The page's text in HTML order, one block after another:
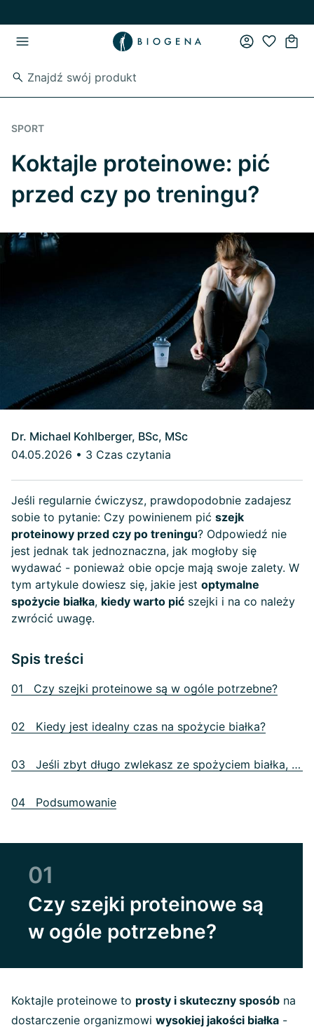
SPORT
Koktajle proteinowe: pić
przed czy po treningu?
Dr. Michael Kohlberger, BSc, MSc
04.05.2026 • 3 Czas czytania
Jeśli regularnie ćwiczysz, prawdopodobnie zadajesz
sobie to pytanie: Czy powinienem pić szejk
proteinowy przed czy po treningu? Odpowiedź nie
jest jednak tak jednoznaczna, jak mogłoby się
wydawać - ponieważ obie opcje mają swoje zalety. W
tym artykule dowiesz się, jakie jest optymalne
spożycie białka, kiedy warto pić szejki i na co należy
zwrócić uwagę.
Spis treści
01 Czy szejki proteinowe są w ogóle potrzebne?
02 Kiedy jest idealny czas na spożycie białka?
03 Jeśli zbyt długo zwlekasz ze spożyciem białka, możesz zmarnować swój potencjał regeneracyjny.
04 Podsumowanie
01
Czy szejki proteinowe są
w ogóle potrzebne?
Koktajle proteinowe to prosty i skuteczny sposób na
dostarczenie organizmowi wysokiej jakości białka -